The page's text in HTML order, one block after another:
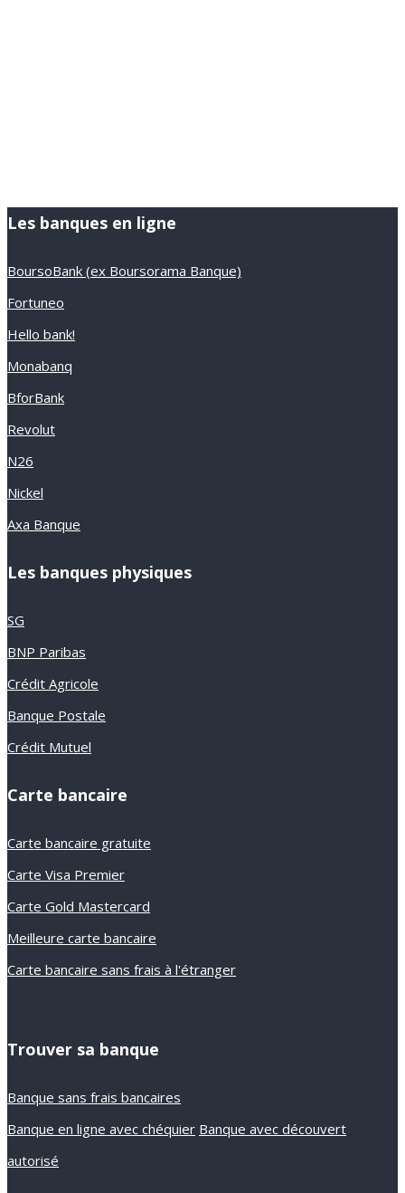
Les banques en ligne
BoursoBank (ex Boursorama Banque)
Fortuneo
Hello bank!
Monabanq
BforBank
Revolut
N26
Nickel
Axa Banque
Les banques physiques
SG
BNP Paribas
Crédit Agricole
Banque Postale
Crédit Mutuel
Carte bancaire
Carte bancaire gratuite
Carte Visa Premier
Carte Gold Mastercard
Meilleure carte bancaire
Carte bancaire sans frais à l'étranger
Trouver sa banque
Banque sans frais bancaires
Banque en ligne avec chéquier Banque avec découvert
autorisé